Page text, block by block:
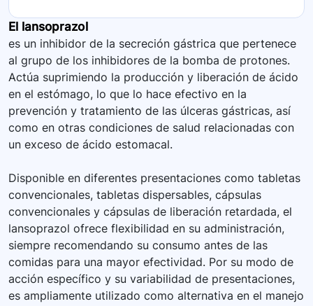
El lansoprazol
es un inhibidor de la secreción gástrica que pertenece
al grupo de los inhibidores de la bomba de protones.
Actúa suprimiendo la producción y liberación de ácido
en el estómago, lo que lo hace efectivo en la
prevención y tratamiento de las úlceras gástricas, así
como en otras condiciones de salud relacionadas con
un exceso de ácido estomacal.
Disponible en diferentes presentaciones como tabletas
convencionales, tabletas dispersables, cápsulas
convencionales y cápsulas de liberación retardada, el
lansoprazol ofrece flexibilidad en su administración,
siempre recomendando su consumo antes de las
comidas para una mayor efectividad. Por su modo de
acción específico y su variabilidad de presentaciones,
es ampliamente utilizado como alternativa en el manejo